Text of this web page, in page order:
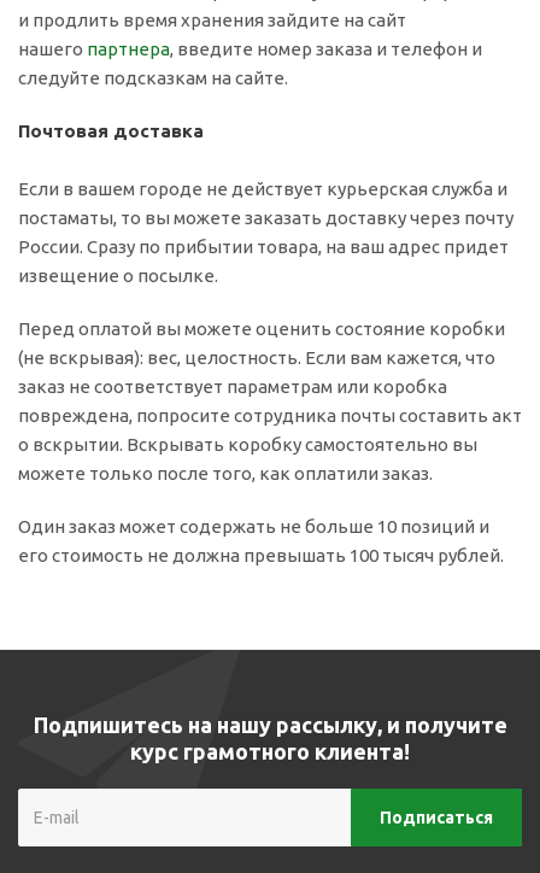
и продлить время хранения зайдите на сайт
нашего партнера, введите номер заказа и телефон и
следуйте подсказкам на сайте.
Почтовая доставка
Если в вашем городе не действует курьерская служба и
постаматы, то вы можете заказать доставку через почту
России. Сразу по прибытии товара, на ваш адрес придет
извещение о посылке.
Перед оплатой вы можете оценить состояние коробки
(не вскрывая): вес, целостность. Если вам кажется, что
заказ не соответствует параметрам или коробка
повреждена, попросите сотрудника почты составить акт
о вскрытии. Вскрывать коробку самостоятельно вы
можете только после того, как оплатили заказ.
Один заказ может содержать не больше 10 позиций и
его стоимость не должна превышать 100 тысяч рублей.
Подпишитесь на нашу рассылку, и получите
курс грамотного клиента!